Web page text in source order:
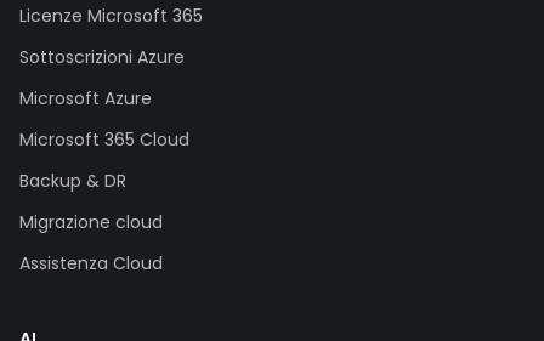
Licenze Microsoft 365
Sottoscrizioni Azure
Microsoft Azure
Microsoft 365 Cloud
Backup & DR
Migrazione cloud
Assistenza Cloud